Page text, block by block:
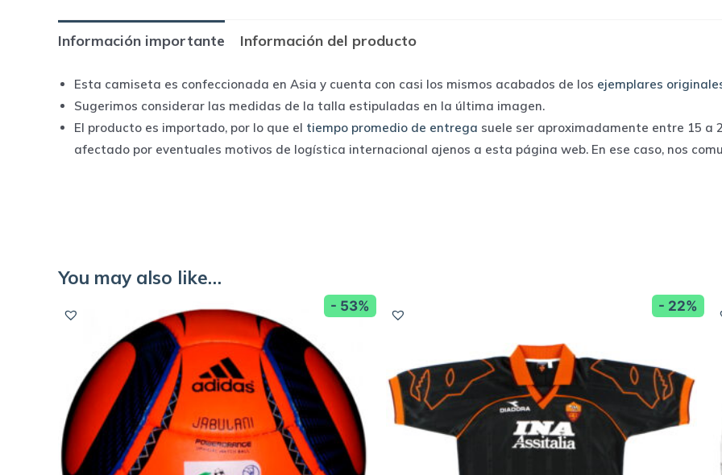
Información importante Información del producto
Esta camiseta es confeccionada en Asia y cuenta con casi los mismos acabados de los ejemplares
Sugerimos considerar las medidas de la talla estipuladas en la última imagen.
El producto es importado, por lo que el tiempo promedio de entrega suele ser aproximadamente entre 15 a
afectado por eventuales motivos de logística internacional ajenos a esta página web. En ese caso, nos
You may also like…
- 53% - 22%